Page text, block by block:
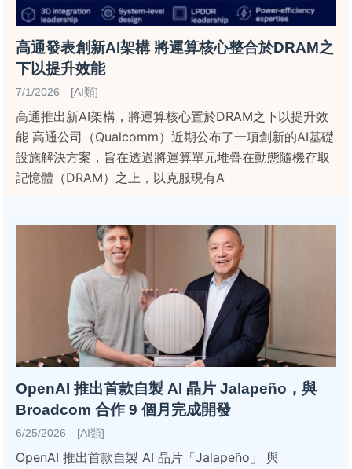
高通發表創新AI架構 將運算核心整合於DRAM之
下以提升效能
7/1/2026 [AI類]
高通推出新AI架構，將運算核心置於DRAM之下以提升效
能 高通公司（Qualcomm）近期公布了一項創新的AI基礎
設施解決方案，旨在透過將運算單元堆疊在動態隨機存取
記憶體（DRAM）之上，以克服現有A
OpenAI 推出首款自製 AI 晶片 Jalapeño，與
Broadcom 合作 9 個月完成開發
6/25/2026 [AI類]
OpenAI 推出首款自製 AI 晶片「Jalapeño」 與